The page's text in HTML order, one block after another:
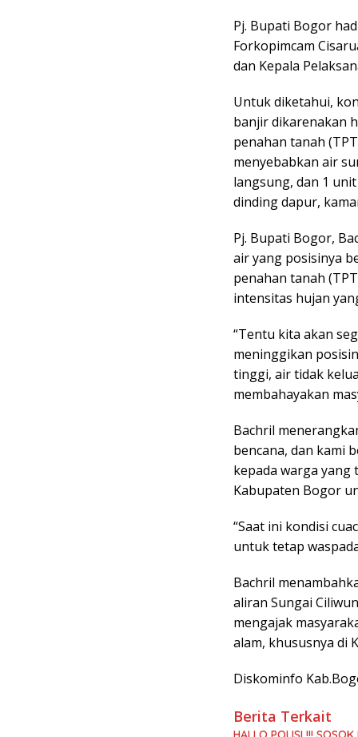
Pj. Bupati Bogor
Forkopimcam
dan Kepala
Untuk diketahui,
banjir dikarenakan
penahan tanah
menyebabkan air
langsung, dan 1
dinding dapur,
Pj. Bupati Bogor,
air yang posisinya
penahan tanah
intensitas hujan
“Tentu kita akan
meninggikan
tinggi, air tidak
membahayakan
Bachril
bencana, dan kami
kepada warga yang
Kabupaten Bogor
“Saat ini kondisi
untuk tetap
Bachril
aliran Sungai
mengajak
alam, khususnya di
Diskominfo
Berita Terkait